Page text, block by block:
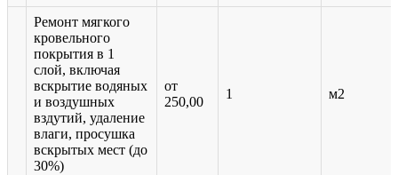
Ремонт мягкого
кровельного
покрытия в 1
слой, включая
вскрытие водяных
и воздушных
вздутий, удаление
влаги, просушка
вскрытых мест (до
30%)
от
250,00
1 м2